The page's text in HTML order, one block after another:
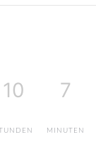
10 7
MINUTEN